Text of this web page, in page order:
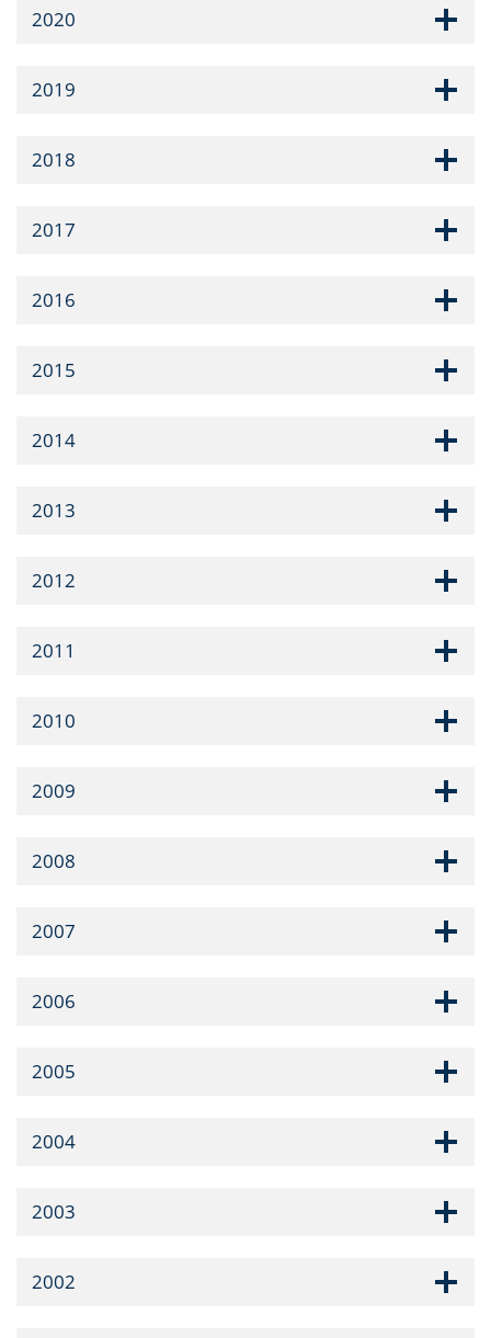
2020
2019
2018
2017
2016
2015
2014
2013
2012
2011
2010
2009
2008
2007
2006
2005
2004
2003
2002